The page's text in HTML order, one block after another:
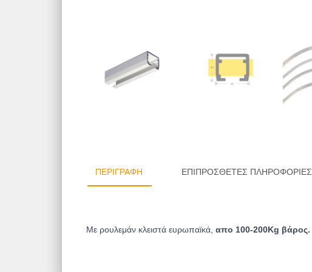
ΠΕΡΙΓΡΑΦΉ ΕΠΙΠΡΌΣΘΕΤΕΣ ΠΛΗΡΟΦΟΡΊΕΣ
Με ρουλεμάν κλειστά ευρωπαϊκά, απο 100-200Kg βάρος.